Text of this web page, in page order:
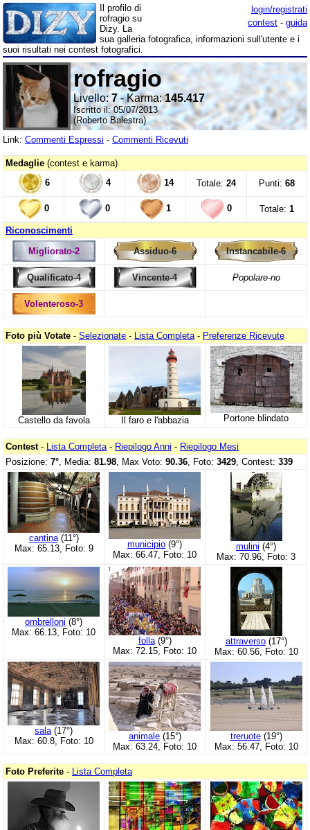
login/registrati
contest - guida
Il profilo di
rofragio su
Dizy. La
sua galleria fotografica, informazioni sull'utente e i
suoi risultati nei contest fotografici.
rofragio
Livello:7- Karma:145.417
Iscritto il: 05/07/2013
(Roberto Balestra)
Link: Commenti Espressi - Commenti Ricevuti
Medaglie (contest e karma)
6
4 14 Totale: 24 Punti: 68
0 0 1 0 Totale: 1
Riconoscimenti
Migliorato-2
Assiduo-6 Instancabile-6
Qualificato-4 Vincente-4 Popolare-no
Volenteroso-3
Foto più Votate - Selezionate - Lista Completa - Preferenze Ricevute
Castello da favola Il faro e l'abbazia Portone blindato
Contest- Lista Completa - Riepilogo Anni - Riepilogo Mesi
Posizione: 7° , Media: 81.98 , Max Voto: 90.36 , Foto: 3429 , Contest: 339
cantina(11°)
Max: 65.13, Foto: 9
municipio (9°)
Max: 66.47, Foto: 10
mulini (4°)
Max: 70.96, Foto: 3
ombrelloni (8°)
Max: 66.13, Foto: 10
folla(9°)
Max: 72.15, Foto: 10
attraverso(17°)
Max: 60.56, Foto: 10
sala (17°)
Max: 60.8, Foto: 10
animale(15°)
Max: 63.24, Foto: 10
treruote(19°)
Max: 56.47, Foto: 10
Foto Preferite - Lista Completa